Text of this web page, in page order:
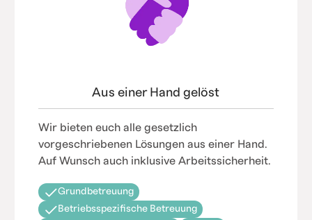
Aus einer Hand gelöst
Wir bieten euch alle gesetzlich
vorgeschriebenen Lösungen aus einer Hand.
Auf Wunsch auch inklusive Arbeitssicherheit.
Grundbetreuung
Betriebsspezifische Betreuung